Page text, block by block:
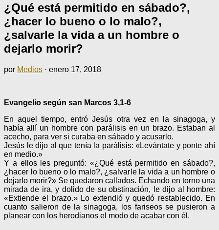
¿Qué está permitido en sábado?,
¿hacer lo bueno o lo malo?,
¿salvarle la vida a un hombre o
dejarlo morir?
por Medios · enero 17, 2018
Evangelio según san Marcos 3,1-6
En aquel tiempo, entró Jesús otra vez en la sinagoga, y
había allí un hombre con parálisis en un brazo. Estaban al
acecho, para ver si curaba en sábado y acusarlo.
Jesús le dijo al que tenía la parálisis: «Levántate y ponte ahí
en medio.»
Y a ellos les preguntó: «¿Qué está permitido en sábado?,
¿hacer lo bueno o lo malo?, ¿salvarle la vida a un hombre o
dejarlo morir?» Se quedaron callados. Echando en torno una
mirada de ira, y dolido de su obstinación, le dijo al hombre:
«Extiende el brazo.» Lo extendió y quedó restablecido. En
cuanto salieron de la sinagoga, los fariseos se pusieron a
planear con los herodianos el modo de acabar con él.